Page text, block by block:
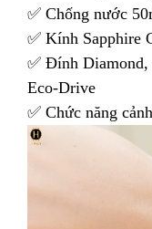
✅ Chống nước
✅ Kính Sapphire
✅ Đính Diamond,
Eco-Drive
✅ Chức năng